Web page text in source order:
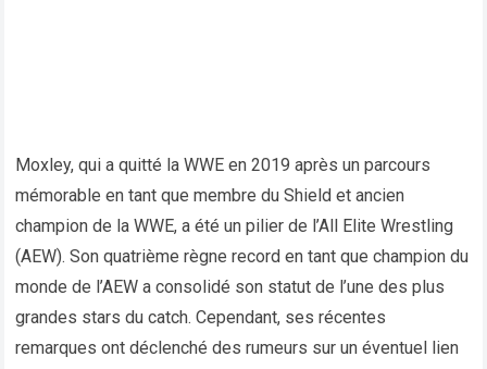
Moxley, qui a quitté la WWE en 2019 après un parcours
mémorable en tant que membre du Shield et ancien
champion de la WWE, a été un pilier de l’All Elite Wrestling
(AEW). Son quatrième règne record en tant que champion du
monde de l’AEW a consolidé son statut de l’une des plus
grandes stars du catch. Cependant, ses récentes
remarques ont déclenché des rumeurs sur un éventuel lien